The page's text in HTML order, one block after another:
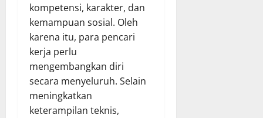
kompetensi, karakter, dan
kemampuan sosial. Oleh
karena itu, para pencari
kerja perlu
mengembangkan diri
secara menyeluruh. Selain
meningkatkan
keterampilan teknis,